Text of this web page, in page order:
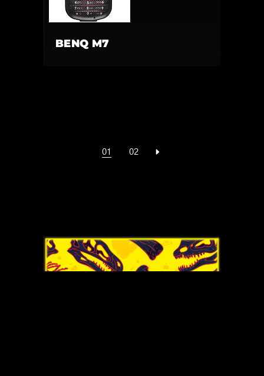
BENQ M7
01 02